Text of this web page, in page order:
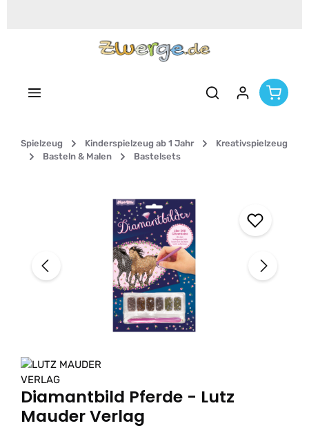
Spielzeug Kinderspielzeug ab 1 Jahr
Kreativspielzeug
Basteln & Malen
Bastelsets
Diamantbild Pferde - Lutz
Mauder Verlag